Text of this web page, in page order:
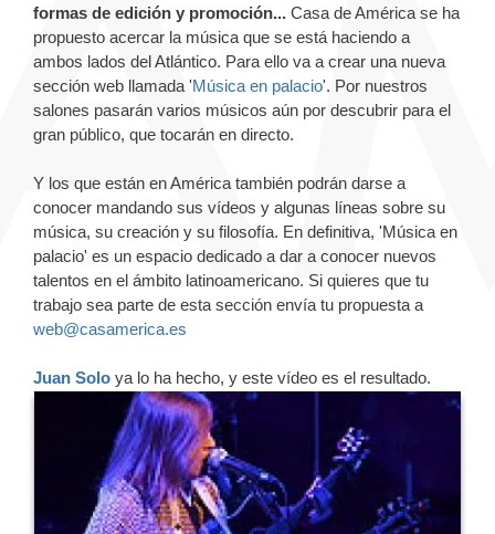
formas de edición y promoción... Casa de América se ha
propuesto acercar la música que se está haciendo a
ambos lados del Atlántico. Para ello va a crear una nueva
sección web llamada 'Música en palacio'. Por nuestros
salones pasarán varios músicos aún por descubrir para el
gran público, que tocarán en directo.
Y los que están en América también podrán darse a
conocer mandando sus vídeos y algunas líneas sobre su
música, su creación y su filosofía. En definitiva, 'Música en
palacio' es un espacio dedicado a dar a conocer nuevos
talentos en el ámbito latinoamericano. Si quieres que tu
trabajo sea parte de esta sección envía tu propuesta a
web@casamerica.es
Juan Solo ya lo ha hecho, y este vídeo es el resultado.